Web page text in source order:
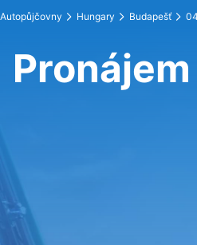
Autopůjčovny Hungary Budapešť